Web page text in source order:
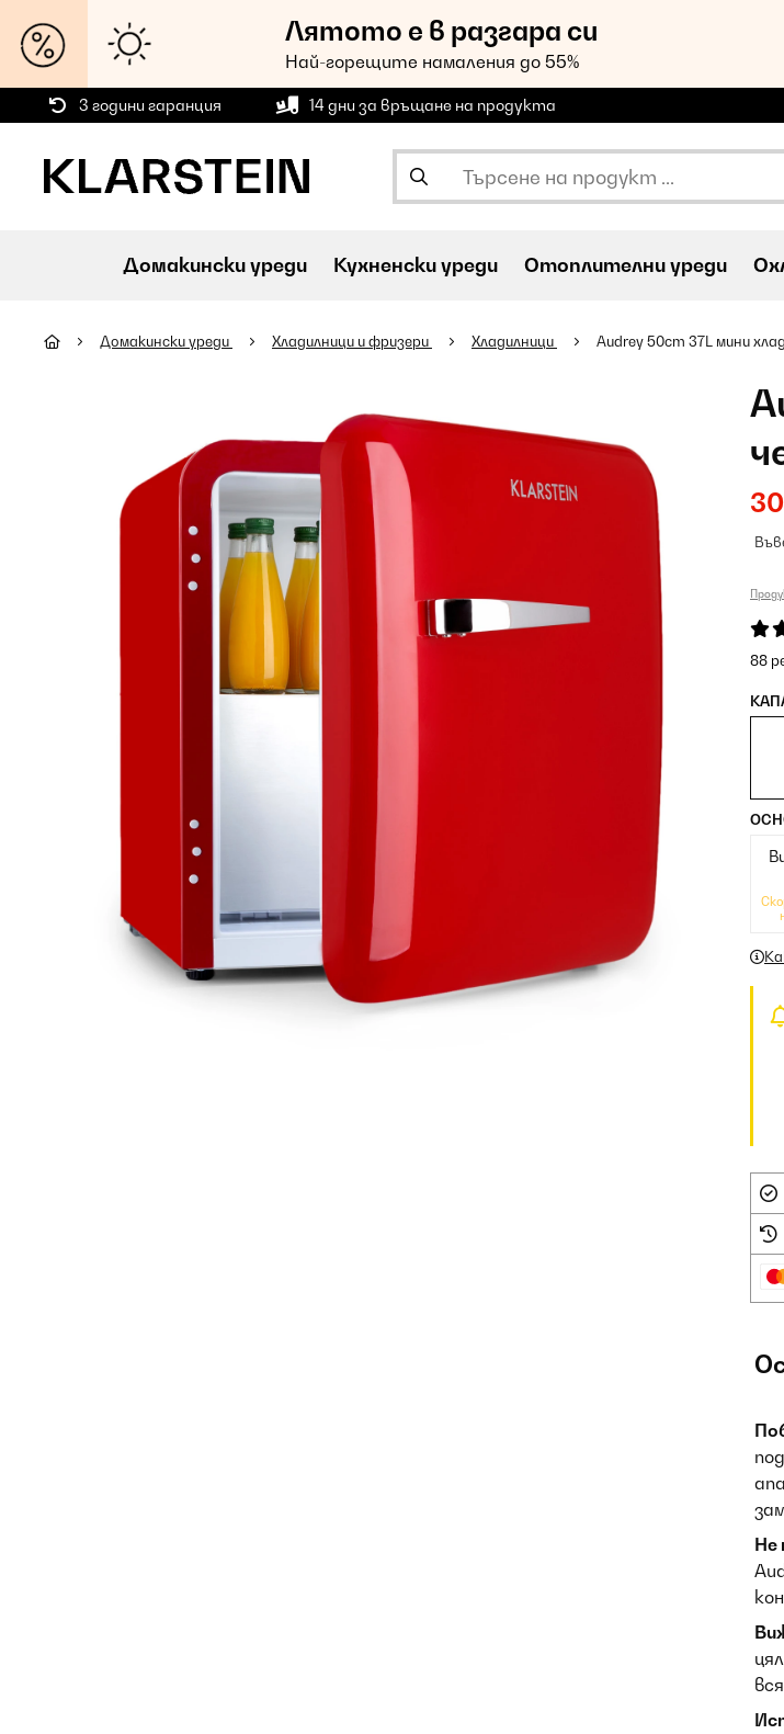
Лятото е в разгара си
Най-горещите намаления до 55%
3 години гаранция 14 дни за връщане на продукта
Домакински уреди Кухненски уреди Oтоплителни уреди
Домакински уреди Хладилници и фризери Хладилници Audrey 50cm 37L мини
88
Не